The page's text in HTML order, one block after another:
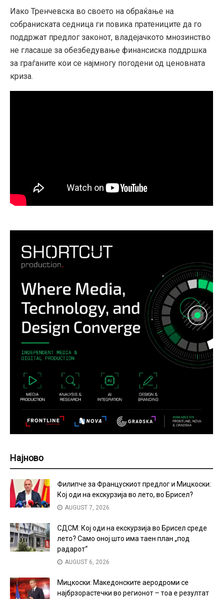
Иако Тренчевска во своето на обраќање на
собраниската седница ги повика пратениците да го
поддржат предлог законот, владејачкото мнозинство
не гласаше за обезбедување финансиска поддршка
за граѓаните кои се најмногу погодени од ценовната
криза.
Најново
Филипче за Францускиот предлог и Мицкоски:
Кој оди на екскурзија во лето, во Брисел?
AUGUST 7, 2026
СДСМ: Кој оди на екскурзија во Брисел среде
лето? Само оној што има таен план „под
радарот“
AUGUST 6, 2026
Мицкоски: Македонските аеродроми се
најбрзорастечки во регионот – тоа е резултат